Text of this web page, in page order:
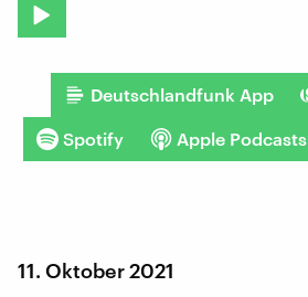
Deutschlandfunk App
Spotify Apple Podcasts
11. Oktober 2021